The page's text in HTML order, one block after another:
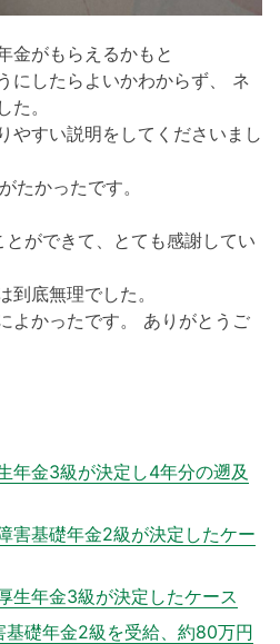
金がもらえるかもと
にしたらよいかわからず、 ネ
。
やすい説明をしてくださいまし
たかったです。
ができて、とても感謝してい
到底無理でした。
よかったです。 ありがとうご
年金3級が決定し4年分の遡及
害基礎年金2級が決定したケー
生年金3級が決定したケース
基礎年金2級を受給、約80万円